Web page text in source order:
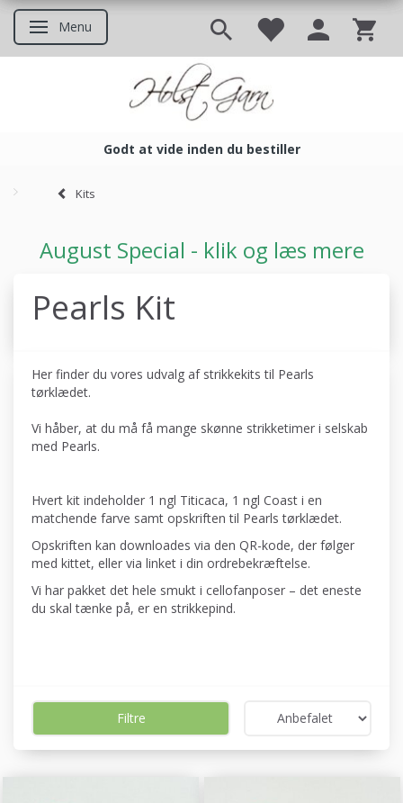
Skifte navigation
Menu
Godt at vide inden du bestiller
Kits
August Special - klik og læs mere
Pearls Kit
Her finder du vores udvalg af strikkekits til Pearls
tørklædet.
Vi håber, at du må få mange skønne strikketimer i selskab
med Pearls.
Hvert kit indeholder 1 ngl Titicaca, 1 ngl Coast i en
matchende farve samt opskriften til Pearls tørklædet.
Opskriften kan downloades via den QR-kode, der følger
med kittet, eller via linket i din ordrebekræftelse.
Vi har pakket det hele smukt i cellofanposer – det eneste
du skal tænke på, er en strikkepind.
Filtre